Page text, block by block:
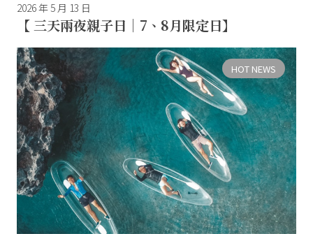
2026 年 5 月 13 日
【 三天兩夜親子日｜7、8月限定日】
HOT NEWS